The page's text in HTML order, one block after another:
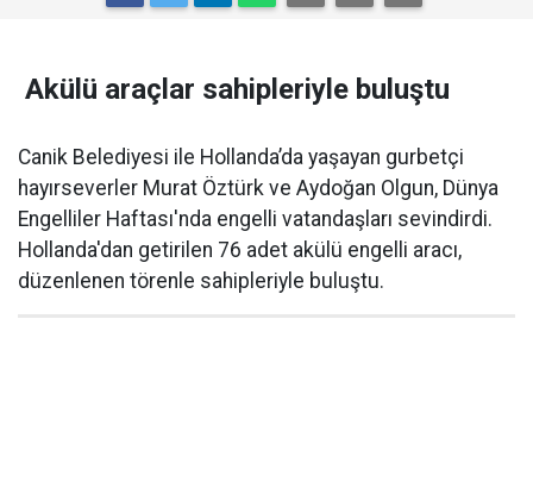
Akülü araçlar sahipleriyle buluştu
Canik Belediyesi ile Hollanda’da yaşayan gurbetçi
hayırseverler Murat Öztürk ve Aydoğan Olgun, Dünya
Engelliler Haftası'nda engelli vatandaşları sevindirdi.
Hollanda'dan getirilen 76 adet akülü engelli aracı,
düzenlenen törenle sahipleriyle buluştu.